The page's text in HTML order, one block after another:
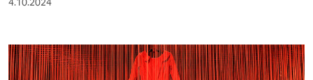
verlag
shop